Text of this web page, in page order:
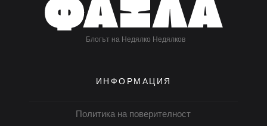
Блогът на Недялко Недялков
ИНФОРМАЦИЯ
Политика на поверителност